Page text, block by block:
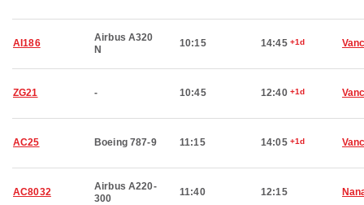
AI186
Airbus A320
N
10:15 14:45 +1d
ZG21 - 10:45 12:40 +1d
AC25 Boeing 787-9 11:15 14:05 +1d
AC8032
Airbus A220-
300
11:40 12:15